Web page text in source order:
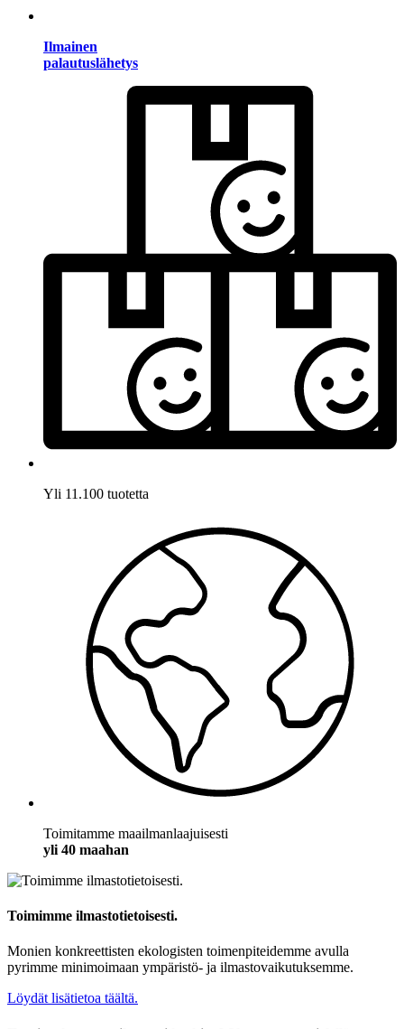
Ilmainen
palautuslähetys
Yli 11.100 tuotetta
Toimitamme maailmanlaajuisesti
yli 40 maahan
Toimimme ilmastotietoisesti.
Monien konkreettisten ekologisten toimenpiteidemme avulla
pyrimme minimoimaan ympäristö- ja ilmastovaikutuksemme.
Löydät lisätietoa täältä.